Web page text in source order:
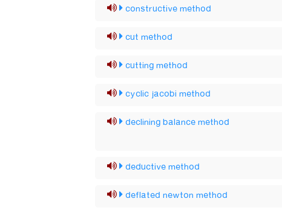
constructive method
cut method
cutting method
cyclic jacobi method
declining balance method
deductive method
deflated newton method